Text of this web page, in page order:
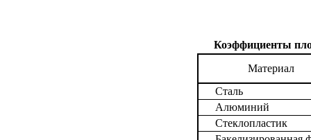
Коэффициенты
Материал
Сталь
Алюминий
Стеклопластик